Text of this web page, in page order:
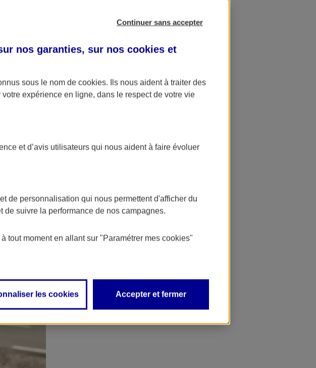
L'application AXA Banque
Continuer sans accepter
nos garanties, sur nos cookies et
sous le nom de cookies. Ils nous aident à traiter des
expérience en ligne, dans le respect de votre vie
et d’avis utilisateurs qui nous aident à faire évoluer
de personnalisation qui nous permettent d'afficher du
suivre la performance de nos campagnes.
tout moment en allant sur "Paramétrer mes cookies"
les cookies Accepter et fermer